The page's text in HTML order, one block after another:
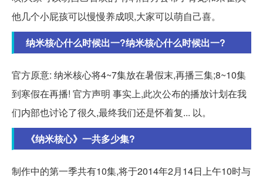
他几个小屁孩可以慢慢养成呗,大家可以萌自己喜。
纳米核心什么时候出一?纳米核心什么时候出一?
官方原意: 纳米核心将4~7集放在暑假末,再播三集;8~10集
到寒假在再播! 官方声明 事实上,此次公布的播放计划在我
们内部也讨论了很久,最终我们还是怀着复... 以。
《纳米核心》一共多少集?
制作中的第一季共有10集,将于2014年2月14日上午10时与